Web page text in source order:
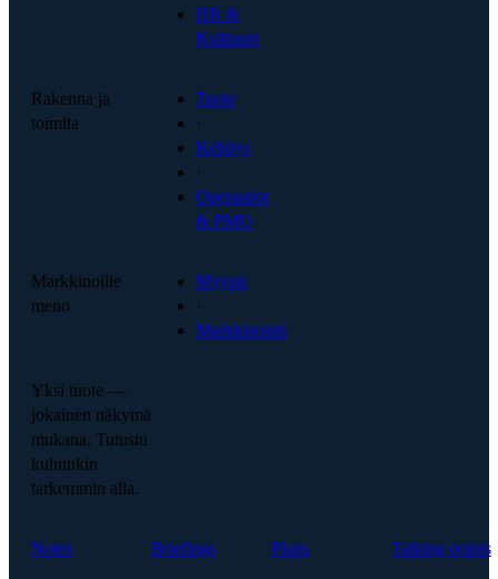
HR &
Kulttuuri
Rakenna ja
toimita
Tuote
·
Kehitys
·
Operaatiot
& PMO
Markkinoille
meno
Myynti
·
Markkinointi
Yksi tuote —
jokainen näkymä
mukana. Tutustu
kuhunkin
tarkemmin alla.
Notes Briefings Plans Talking points